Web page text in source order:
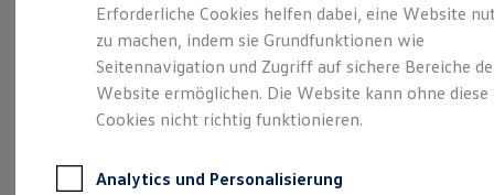
Leasing
Leasing-Angebote
Gebrauchtwagen Leasing
Junge Gebrauchtwagen-Leasing
Elektroauto Leasing
Kleinwagen-Leasing
Leasing ohne Anzahlung
Autokredit mit Schlussrate
Versicherungen und Garantien
Eleganzschön
großartig. Der Passat.
Erforderliche Cookies helfen dabei, eine Website
zu machen, indem sie Grundfunktionen wie
Seitennavigation und Zugriff auf sichere Bereiche
Website ermöglichen. Die Website kann ohne diese
Cookies nicht richtig funktionieren.
Analytics und Personalisierung